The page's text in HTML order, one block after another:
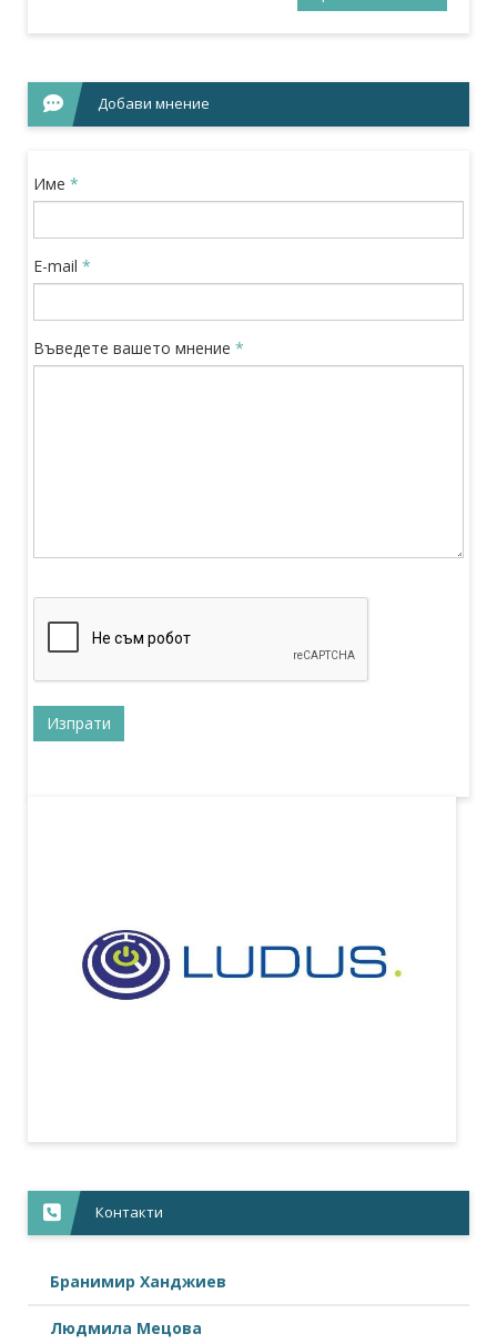
1527 София, ул. Чаталджа 76
Добави мнение
Име *
E-mail *
Въведете вашето мнение *
Контакти
Бранимир Ханджиев
Людмила Мецова